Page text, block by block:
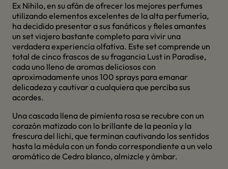
Ex Nihilo, en su afán de ofrecer los mejores perfumes
utilizando elementos excelentes de la alta perfumería,
ha decidido presentar a sus fanáticos y fieles amantes
un set viajero bastante completo para vivir una
verdadera experiencia olfativa. Este set comprende un
total de cinco frascos de su fragancia Lust in Paradise,
cada uno lleno de aromas deliciosos con
aproximadamente unos 100 sprays para emanar
delicadeza y cautivar a cualquiera que perciba sus
acordes.
Una cascada llena de pimienta rosa se recubre con un
corazón matizado con lo brillante de la peonía y la
frescura del lichi, que terminan cautivando los sentidos
hasta la médula con un fondo correspondiente a un velo
aromático de Cedro blanco, almizcle y ámbar.